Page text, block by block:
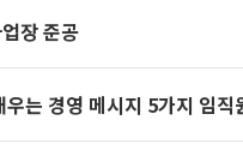
장 준공
는 경영 메시지 5가지 임직